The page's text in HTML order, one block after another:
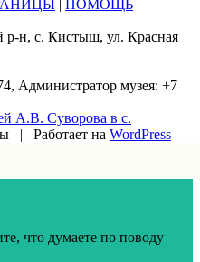
ПОМОЩЬ
р-н, с. Кистыш, ул. Красная
Администратор музея: +7
А.В. Суворова в с.
| Работает на WordPress
что думаете по поводу